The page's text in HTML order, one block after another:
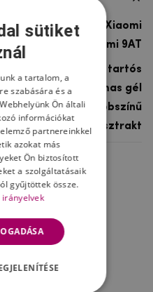
Xiaomi
Xiaomi Redmi 9AT
Gél, Ultra tartós
rugalmas gél
többszínű
Absztrakt
el
sütiket
a tartalom, a
szabására és a
Ön általi
információkat
partnereinkkel
azokat más
Ön biztosított
a szolgáltatásaik
gyűjtöttek össze.